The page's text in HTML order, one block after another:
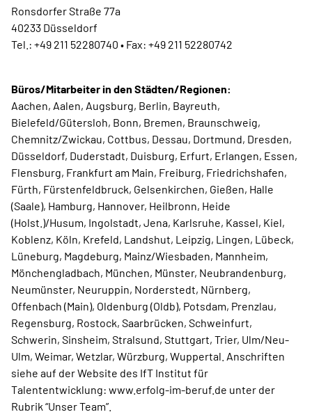
Ronsdorfer Straße 77a
40233 Düsseldorf
Tel.: +49 211 52280740 • Fax: +49 211 52280742
Büros/Mitarbeiter in den Städten/Regionen:
Aachen, Aalen, Augsburg, Berlin, Bayreuth,
Bielefeld/Gütersloh, Bonn, Bremen, Braunschweig,
Chemnitz/Zwickau, Cottbus, Dessau, Dortmund, Dresden,
Düsseldorf, Duderstadt, Duisburg, Erfurt, Erlangen, Essen,
Flensburg, Frankfurt am Main, Freiburg, Friedrichshafen,
Fürth, Fürstenfeldbruck, Gelsenkirchen, Gießen, Halle
(Saale), Hamburg, Hannover, Heilbronn, Heide
(Holst.)/Husum, Ingolstadt, Jena, Karlsruhe, Kassel, Kiel,
Koblenz, Köln, Krefeld, Landshut, Leipzig, Lingen, Lübeck,
Lüneburg, Magdeburg, Mainz/Wiesbaden, Mannheim,
Mönchengladbach, München, Münster, Neubrandenburg,
Neumünster, Neuruppin, Norderstedt, Nürnberg,
Offenbach (Main), Oldenburg (Oldb), Potsdam, Prenzlau,
Regensburg, Rostock, Saarbrücken, Schweinfurt,
Schwerin, Sinsheim, Stralsund, Stuttgart, Trier, Ulm/Neu-
Ulm, Weimar, Wetzlar, Würzburg, Wuppertal. Anschriften
siehe auf der Website des IfT Institut für
Talententwicklung: www.erfolg-im-beruf.de unter der
Rubrik “Unser Team”.